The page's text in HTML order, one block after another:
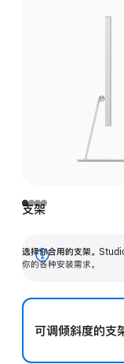
支架
选择你合用的支架。
你的各种安装需求。
展
可调倾斜度的支